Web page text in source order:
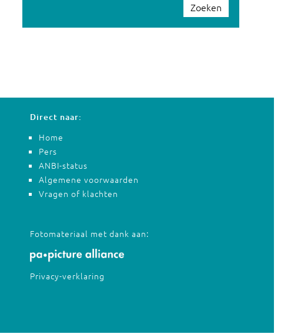
Zoeken
Direct naar:
Home
Pers
ANBI-status
Algemene voorwaarden
Vragen of klachten
Fotomateriaal met dank aan:
Privacy-verklaring